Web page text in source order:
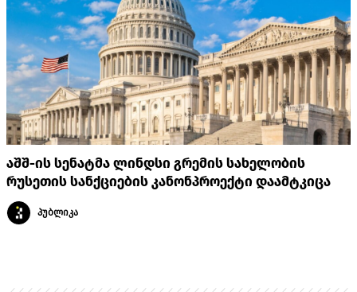
აშშ-ის სენატმა ლინდსი გრემის სახელობის
რუსეთის სანქციების კანონპროექტი დაამტკიცა
პუბლიკა